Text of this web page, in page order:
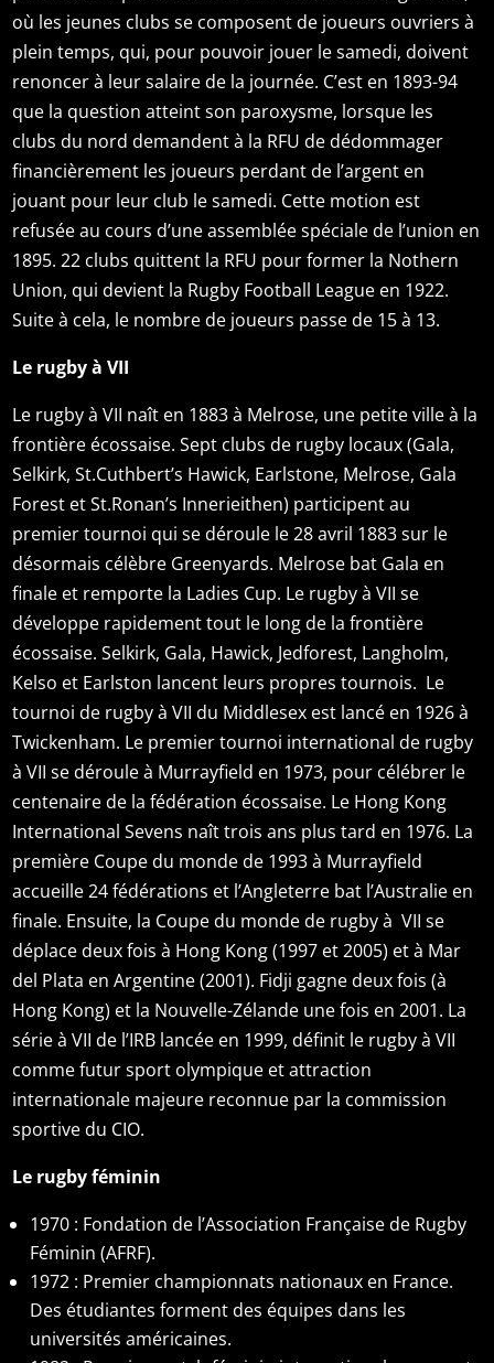
où les jeunes clubs se composent de joueurs ouvriers à
plein temps, qui, pour pouvoir jouer le samedi, doivent
renoncer à leur salaire de la journée. C’est en 1893-94
que la question atteint son paroxysme, lorsque les
clubs du nord demandent à la RFU de dédommager
financièrement les joueurs perdant de l’argent en
jouant pour leur club le samedi. Cette motion est
refusée au cours d’une assemblée spéciale de l’union en
1895. 22 clubs quittent la RFU pour former la Nothern
Union, qui devient la Rugby Football League en 1922.
Suite à cela, le nombre de joueurs passe de 15 à 13.
Le rugby à VII
Le rugby à VII naît en 1883 à Melrose, une petite ville à la
frontière écossaise. Sept clubs de rugby locaux (Gala,
Selkirk, St.Cuthbert’s Hawick, Earlstone, Melrose, Gala
Forest et St.Ronan’s Innerieithen) participent au
premier tournoi qui se déroule le 28 avril 1883 sur le
désormais célèbre Greenyards. Melrose bat Gala en
finale et remporte la Ladies Cup. Le rugby à VII se
développe rapidement tout le long de la frontière
écossaise. Selkirk, Gala, Hawick, Jedforest, Langholm,
Kelso et Earlston lancent leurs propres tournois. Le
tournoi de rugby à VII du Middlesex est lancé en 1926 à
Twickenham. Le premier tournoi international de rugby
à VII se déroule à Murrayfield en 1973, pour célébrer le
centenaire de la fédération écossaise. Le Hong Kong
International Sevens naît trois ans plus tard en 1976. La
première Coupe du monde de 1993 à Murrayfield
accueille 24 fédérations et l’Angleterre bat l’Australie en
finale. Ensuite, la Coupe du monde de rugby à VII se
déplace deux fois à Hong Kong (1997 et 2005) et à Mar
del Plata en Argentine (2001). Fidji gagne deux fois (à
Hong Kong) et la Nouvelle-Zélande une fois en 2001. La
série à VII de l’IRB lancée en 1999, définit le rugby à VII
comme futur sport olympique et attraction
internationale majeure reconnue par la commission
sportive du CIO.
Le rugby féminin
1970 : Fondation de l’Association Française de Rugby
Féminin (AFRF).
1972 : Premier championnats nationaux en France.
Des étudiantes forment des équipes dans les
universités américaines.